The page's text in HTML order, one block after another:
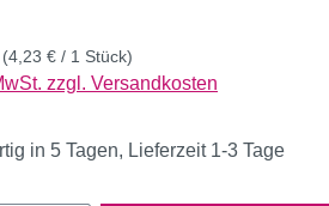
(4,23 € / 1 Stück)
zzgl. Versandkosten
in 5 Tagen, Lieferzeit 1-3 Tage